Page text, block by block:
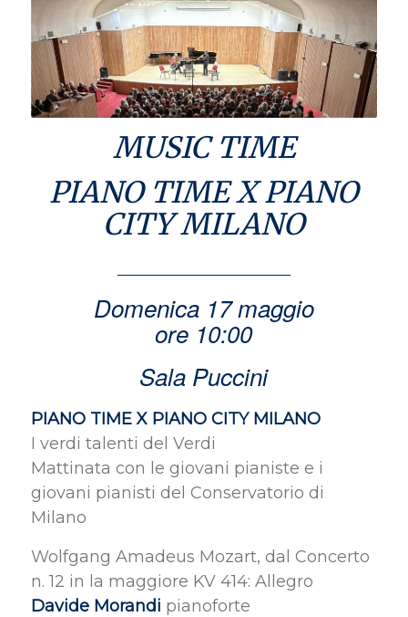
MUSIC TIME
PIANO TIME X PIANO
CITY MILANO
Domenica 17 maggio
ore 10:00
Sala Puccini
PIANO TIME X PIANO CITY MILANO
I verdi talenti del Verdi
Mattinata con le giovani pianiste e i
giovani pianisti del Conservatorio di
Milano
Wolfgang Amadeus Mozart, dal Concerto
n. 12 in la maggiore KV 414: Allegro
Davide Morandi pianoforte